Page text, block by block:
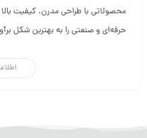
محصولاتی با طراحی مدرن، کیفیت بالا
دوام عالی، انتخابی ایده‌آل برای